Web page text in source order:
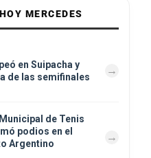
MERCEDES
en Suipacha y
de las semifinales
de Tenis
podios en el
Argentino